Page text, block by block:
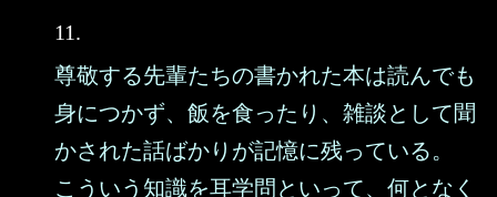
11.
尊敬する先輩たちの書かれた本は読んでも
身につかず、飯を食ったり、雑談として聞
かされた話ばかりが記憶に残っている。
こういう知識を耳学問といって、何となく